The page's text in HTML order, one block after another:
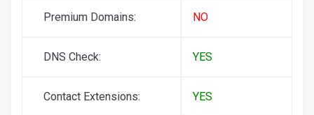
Premium Domains: NO
DNS Check: YES
Contact Extensions: YES